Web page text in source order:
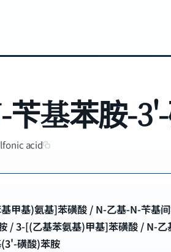
基苯胺-
acid
甲基)氨基]苯磺酸 / N-乙基-N-苄基
/ 3-[(乙基苯氨基)甲基]苯磺酸 / N-
磺酸)苯胺